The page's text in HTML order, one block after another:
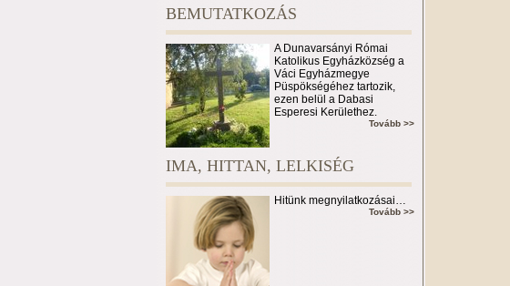
BEMUTATKOZÁS
A Dunavarsányi Római
Katolikus Egyházközség a
Váci Egyházmegye
Püspökségéhez tartozik,
ezen belül a Dabasi
Esperesi Kerülethez.
Tovább >>
IMA, HITTAN, LELKISÉG
Hitünk megnyilatkozásai…
Tovább >>